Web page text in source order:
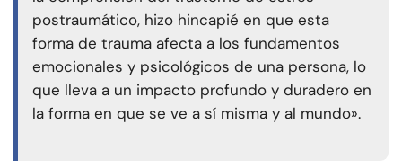
postraumático, hizo hincapié en que esta
forma de trauma afecta a los fundamentos
emocionales y psicológicos de una persona, lo
que lleva a un impacto profundo y duradero en
la forma en que se ve a sí misma y al mundo».